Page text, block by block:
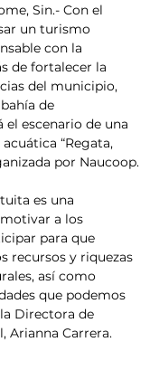
Sin.- Con el
un turismo
con la
de fortalecer la
del municipio,
de
el escenario de una
“Regata,
por Naucoop.
es una
a los
para que
recursos y riquezas
así como
que podemos
Directora de
Arianna Carrera.